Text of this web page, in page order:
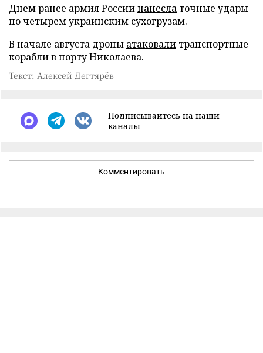
Днем ранее армия Россиинанесла точные удары
по четырем украинским сухогрузам.
В начале августа дроны атаковали транспортные
корабли в порту Николаева.
Текст: Алексей Дегтярёв
Подписывайтесь на наши
каналы
Комментировать